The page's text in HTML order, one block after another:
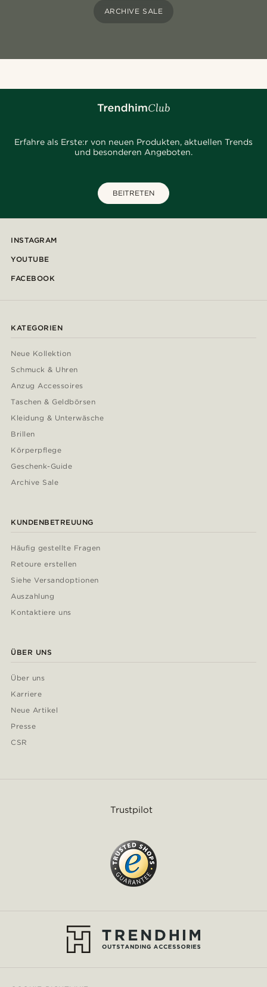
ARCHIVE SALE
Erfahre als Erste:r von neuen Produkten, aktuellen Trends
und besonderen Angeboten.
BEITRETEN
INSTAGRAM
YOUTUBE
FACEBOOK
KATEGORIEN
Neue Kollektion
Schmuck & Uhren
Anzug Accessoires
Taschen & Geldbörsen
Kleidung & Unterwäsche
Brillen
Körperpflege
Geschenk-Guide
Archive Sale
KUNDENBETREUUNG
Häufig gestellte Fragen
Retoure erstellen
Siehe Versandoptionen
Auszahlung
Kontaktiere uns
ÜBER UNS
Über uns
Karriere
Neue Artikel
Presse
CSR
Trustpilot